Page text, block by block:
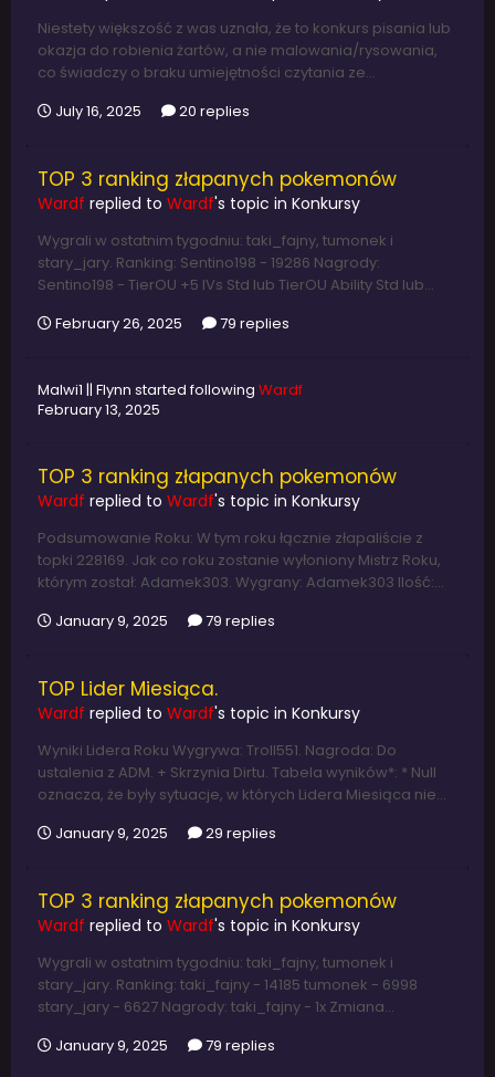
Niestety większość z was uznała, że to konkurs pisania lub
okazja do robienia żartów, a nie malowania/rysowania,
co świadczy o braku umiejętności czytania ze...
July 16, 2025
20 replies
TOP 3 ranking złapanych pokemonów
Wardf replied to Wardf's topic in Konkursy
Wygrali w ostatnim tygodniu: taki_fajny, tumonek i
stary_jary. Ranking: Sentino198 - 19286 Nagrody:
Sentino198 - TierOU +5 IVs Std lub TierOU Ability Std lub...
February 26, 2025
79 replies
Malwi1 || Flynn started following Wardf
February 13, 2025
TOP 3 ranking złapanych pokemonów
Wardf replied to Wardf's topic in Konkursy
Podsumowanie Roku: W tym roku łącznie złapaliście z
topki 228169. Jak co roku zostanie wyłoniony Mistrz Roku,
którym został: Adamek303. Wygrany: Adamek303 Ilość:...
January 9, 2025
79 replies
TOP Lider Miesiąca.
Wardf replied to Wardf's topic in Konkursy
Wyniki Lidera Roku Wygrywa: Troll551. Nagroda: Do
ustalenia z ADM. + Skrzynia Dirtu. Tabela wyników*: * Null
oznacza, że były sytuacje, w których Lidera Miesiąca nie...
January 9, 2025
29 replies
TOP 3 ranking złapanych pokemonów
Wardf replied to Wardf's topic in Konkursy
Wygrali w ostatnim tygodniu: taki_fajny, tumonek i
stary_jary. Ranking: taki_fajny - 14185 tumonek - 6998
stary_jary - 6627 Nagrody: taki_fajny - 1x Zmiana...
January 9, 2025
79 replies